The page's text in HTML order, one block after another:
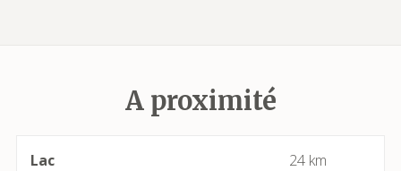
Babeau-BouldouxA proximité
Lac 24 km